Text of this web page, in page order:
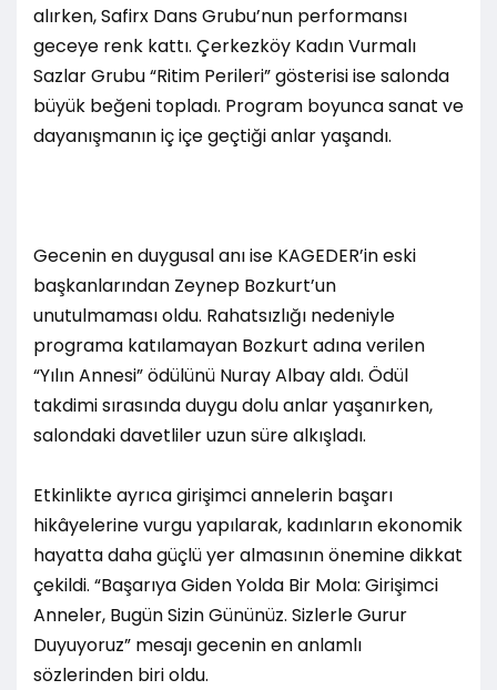
alırken, Safirx Dans Grubu’nun performansı
geceye renk kattı. Çerkezköy Kadın Vurmalı
Sazlar Grubu “Ritim Perileri” gösterisi ise salonda
büyük beğeni topladı. Program boyunca sanat ve
dayanışmanın iç içe geçtiği anlar yaşandı.
Gecenin en duygusal anı ise KAGEDER’in eski
başkanlarından Zeynep Bozkurt’un
unutulmaması oldu. Rahatsızlığı nedeniyle
programa katılamayan Bozkurt adına verilen
“Yılın Annesi” ödülünü Nuray Albay aldı. Ödül
takdimi sırasında duygu dolu anlar yaşanırken,
salondaki davetliler uzun süre alkışladı.
Etkinlikte ayrıca girişimci annelerin başarı
hikâyelerine vurgu yapılarak, kadınların ekonomik
hayatta daha güçlü yer almasının önemine dikkat
çekildi. “Başarıya Giden Yolda Bir Mola: Girişimci
Anneler, Bugün Sizin Gününüz. Sizlerle Gurur
Duyuyoruz” mesajı gecenin en anlamlı
sözlerinden biri oldu.